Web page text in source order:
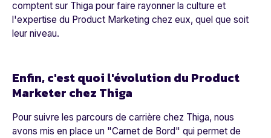
comptent sur Thiga pour faire rayonner la culture et
l'expertise du Product Marketing chez eux, quel que soit
leur niveau.
Enfin, c'est quoi l'évolution du Product
Marketer chez Thiga
Pour suivre les parcours de carrière chez Thiga, nous
avons mis en place un "Carnet de Bord" qui permet de